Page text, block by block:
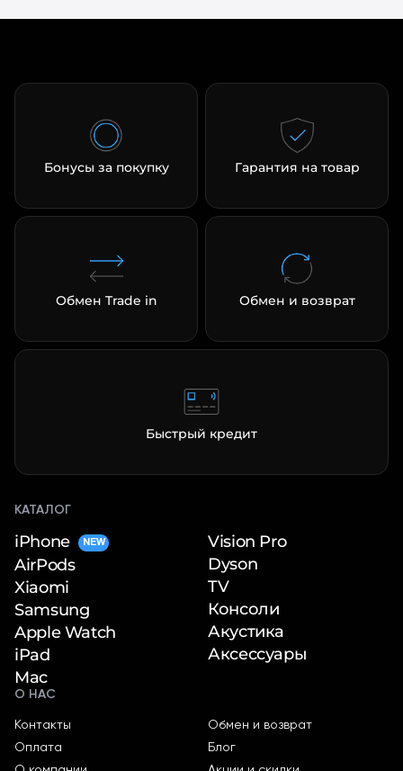
Бонусы за покупку Гарантия на товар
Обмен Trade in Обмен и возврат
Быстрый кредит
КАТАЛОГ
iPhone NEW
AirPods
Xiaomi
Samsung
Apple Watch
iPad
Mac
Vision Pro
Dyson
TV
Консоли
Акустика
Аксессуары
О НАС
Контакты
Оплата
Обмен и возврат
Блог